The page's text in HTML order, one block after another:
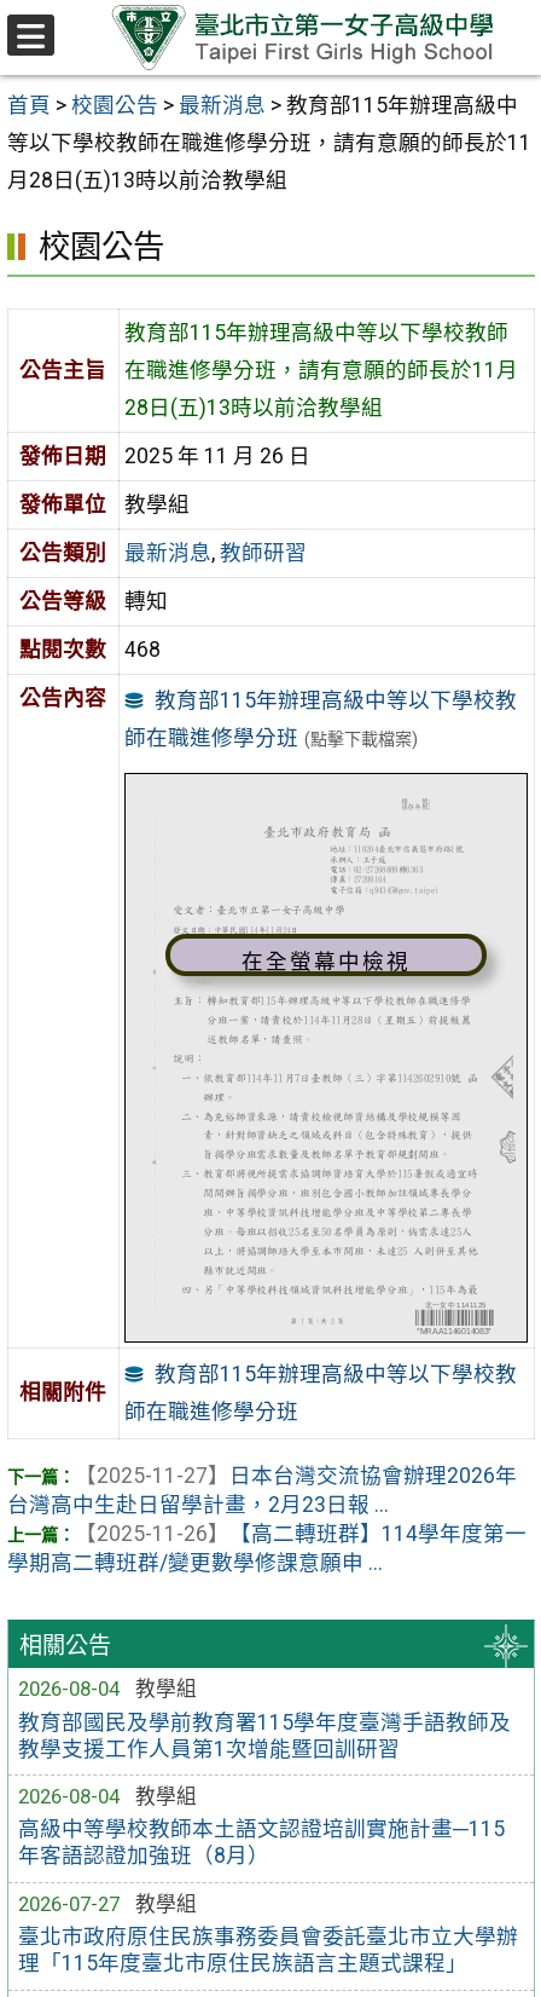
跳至主要內容區
首頁 > 校園公告 > 最新消息 > 教育部115年辦理高級中
等以下學校教師在職進修學分班，請有意願的師長於11
月28日(五)13時以前洽教學組
相關公告
2026-08-04
教學組
教育部國民及學前教育署115學年度臺灣手語教師及
教學支援工作人員第1次增能暨回訓研習
2026-08-04
教學組
高級中等學校教師本土語文認證培訓實施計畫─115
年客語認證加強班（8月）
2026-07-27
教學組
臺北市政府原住民族事務委員會委託臺北市立大學辦
理「115年度臺北市原住民族語言主題式課程」
校園公告
公告主旨
教育部115年辦理高級中等以下學校教師
在職進修學分班，請有意願的師長於11月
28日(五)13時以前洽教學組
發佈日期
2025 年 11 月 26 日
發佈單位
教學組
公告類別
最新消息, 教師研習
公告等級
轉知
點閱次數
468
公告內容
教育部115年辦理高級中等以下學校教
師在職進修學分班 (點擊下載檔案)
在全螢幕中檢視
相關附件
教育部115年辦理高級中等以下學校教
師在職進修學分班
【2025-11-27】
日本台灣交流協會辦理2026年
台灣高中生赴日留學計畫，2月23日報 ...
【2025-11-26】
【高二轉班群】114學年度第一
學期高二轉班群/變更數學修課意願申 ...
選
單